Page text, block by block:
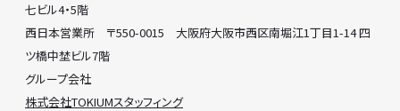
七ビル4・5階
西日本営業所 〒550-0015 大阪府大阪市西区南堀江1丁目1-14 四
ツ橋中埜ビル7階
グループ会社
株式会社TOKIUMスタッフィング